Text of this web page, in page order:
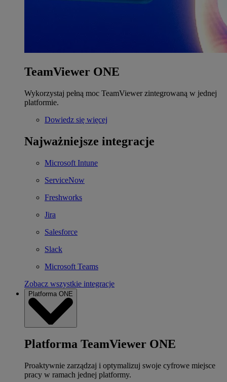
TeamViewer ONE
Wykorzystaj pełną moc TeamViewer zintegrowaną w jednej
platformie.
Dowiedz się więcej
Najważniejsze integracje
Microsoft Intune
ServiceNow
Freshworks
Jira
Salesforce
Slack
Microsoft Teams
Zobacz wszystkie integracje
Platforma ONE
Platforma TeamViewer ONE
Proaktywnie zarządzaj i optymalizuj swoje cyfrowe miejsce
pracy w ramach jednej platformy.